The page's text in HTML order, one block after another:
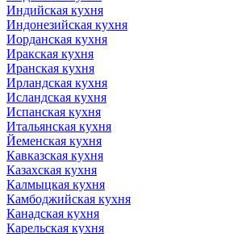
Индийская кухня
Индонезийская кухня
Иорданская кухня
Иракская кухня
Иранская кухня
Ирландская кухня
Исландская кухня
Испанская кухня
Итальянская кухня
Йеменская кухня
Кавказская кухня
Казахская кухня
Калмыцкая кухня
Камбоджийская кухня
Канадская кухня
Карельская кухня